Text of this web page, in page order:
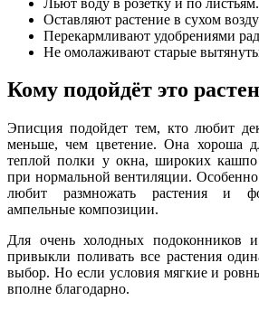
Оставляют растение в сухом
Перекармливают удобрениями
Не омолаживают старые
Кому подойдёт это
Эписция подойдет тем, кто любит
меньше, чем цветение. Она хороша
теплой полки у окна, широких
при нормальной вентиляции. Особенно
любит размножать растения и
ампельные композиции.
Для очень холодных подоконников
привыкли поливать все растения
выбор. Но если условия мягкие и
вполне благодарно.